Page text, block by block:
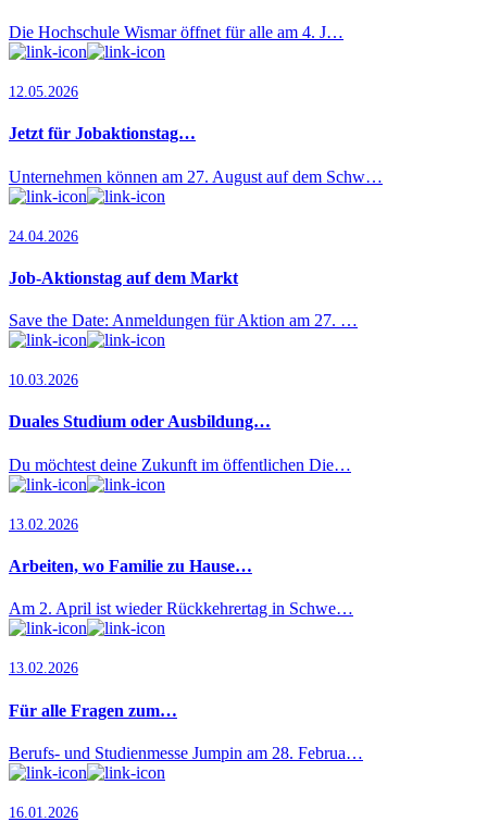
Die Hochschule Wismar öffnet für alle am 4. J…
12.05.2026
Jetzt für Jobaktionstag…
Unternehmen können am 27. August auf dem Schw…
24.04.2026
Job-Aktionstag auf dem Markt
Save the Date: Anmeldungen für Aktion am 27. …
10.03.2026
Duales Studium oder Ausbildung…
Du möchtest deine Zukunft im öffentlichen Die…
13.02.2026
Arbeiten, wo Familie zu Hause…
Am 2. April ist wieder Rückkehrertag in Schwe…
13.02.2026
Für alle Fragen zum…
Berufs- und Studienmesse Jumpin am 28. Februa…
16.01.2026